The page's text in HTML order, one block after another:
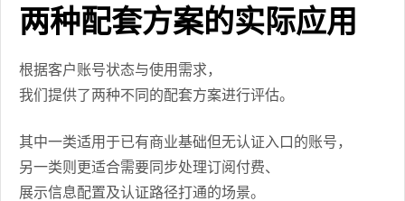
两种配套方案的实际应用
根据客户账号状态与使用需求，
我们提供了两种不同的配套方案进行评估。
其中一类适用于已有商业基础但无认证入口的账号，
另一类则更适合需要同步处理订阅付费、
展示信息配置及认证路径打通的场景。